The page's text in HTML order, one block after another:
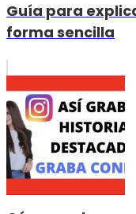
Guía para
forma sencilla